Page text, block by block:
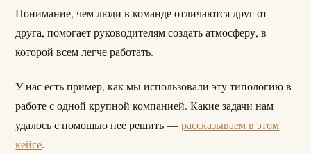
Понимание, чем люди в команде отличаются друг от
друга, помогает руководителям создать атмосферу, в
которой всем легче работать.
У нас есть пример, как мы использовали эту типологию в
работе с одной крупной компанией. Какие задачи нам
удалось с помощью нее решить —рассказываем в этом
кейсе.